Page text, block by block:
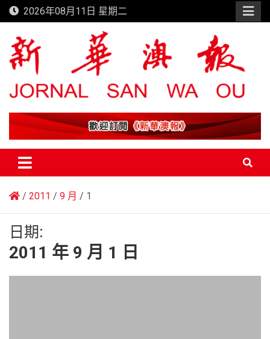
Skip
to
content
2026年08月11日 星期二
新華澳報
2011 9 月 1
日期:
2011 年 9 月 1 日